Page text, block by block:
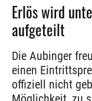
Erlös wird
aufgeteilt
Die Aubinger
einen
offiziell nicht